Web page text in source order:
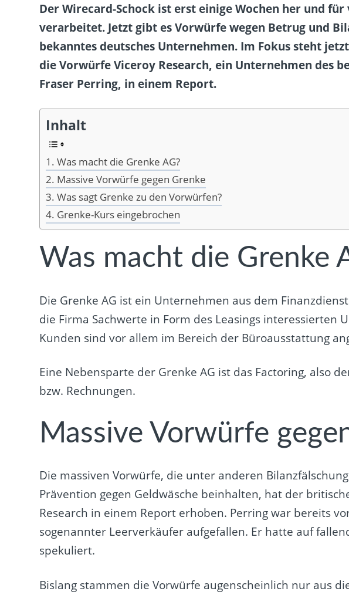
Der Wirecard-Schock ist erst einige Wochen her und
verarbeitet. Jetzt gibt es Vorwürfe wegen Betrug und
bekanntes deutsches Unternehmen. Im Fokus steht
die Vorwürfe Viceroy Research, ein Unternehmen des
Fraser Perring, in einem Report.
Inhalt
Was macht die Grenke AG?
Massive Vorwürfe gegen Grenke
Was sagt Grenke zu den Vorwürfen?
Grenke-Kurs eingebrochen
Was macht die Grenke
Die Grenke AG ist ein Unternehmen aus dem
die Firma Sachwerte in Form des Leasings interessierten
Kunden sind vor allem im Bereich der Büroausstattung
Eine Nebensparte der Grenke AG ist das Factoring, also
bzw. Rechnungen.
Massive Vorwürfe
Die massiven Vorwürfe, die unter anderen
Prävention gegen Geldwäsche beinhalten, hat der
Research in einem Report erhoben. Perring war bereits
sogenannter Leerverkäufer aufgefallen. Er hatte auf
spekuliert.
Bislang stammen die Vorwürfe augenscheinlich nur aus